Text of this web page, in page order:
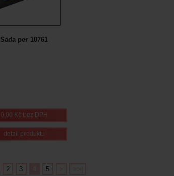
Sada per 10761
0,00 Kč bez DPH
detail produktu
2 3 5